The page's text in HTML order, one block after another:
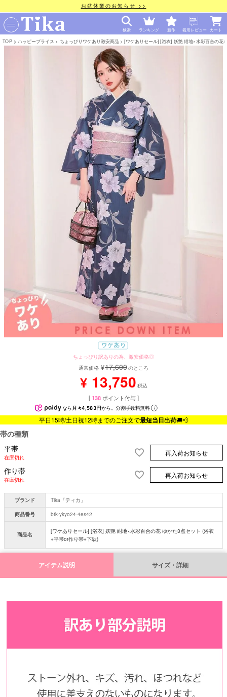
お盆休業のお知らせ >>
検索 ランキング 新作 着用レビュー カート
TOP ハッピープライス ちょっぴりワケあり激安商品 [ワケありセール] [浴衣] 妖艶 紺地×水彩百合の花
ちょっぴり訳ありの為、激安価格◎
通常価格 ¥17,600のところ
¥ 13,750 税込
[ 138 ポイント付与 ]
なら 月々4,583円から。分割手数料無料
平日15時/土日祝12時までのご注文で最短当日出荷🚚💨
帯の種類
平帯
在庫切れ
再入荷お知らせ
作り帯
在庫切れ
再入荷お知らせ
ブランド
Tika「ティカ」
商品番号
btk-ykyo24-4es42
商品名
[ワケありセール] [浴衣] 妖艶 紺地×水彩百合の花 ゆかた3点セット (浴衣
+平帯or作り帯+下駄)
アイテム説明 サイズ・詳細